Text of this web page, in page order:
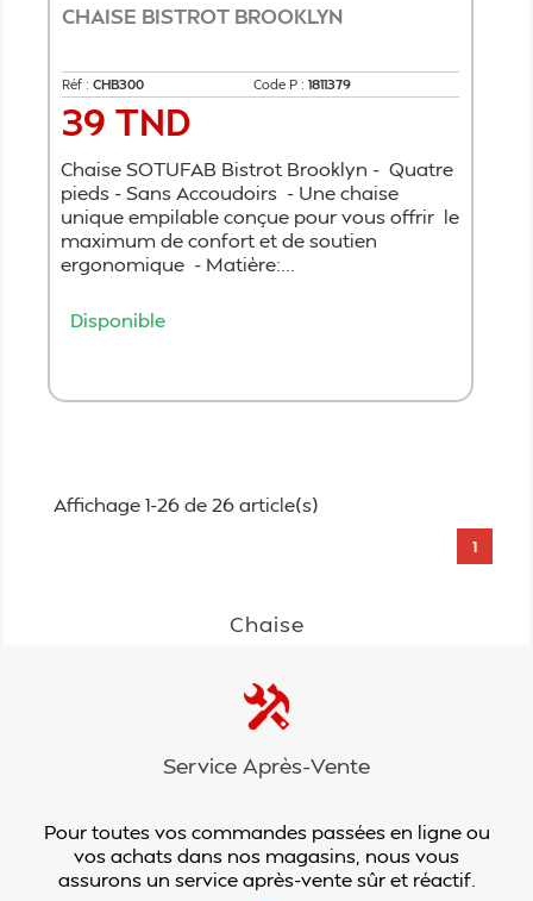
CHAISE BISTROT BROOKLYN
Réf : CHB300 Code P : 1811379
Prix
39 TND
Chaise SOTUFAB Bistrot Brooklyn - Quatre
pieds - Sans Accoudoirs - Une chaise
unique empilable conçue pour vous offrir le
maximum de confort et de soutien
ergonomique - Matière:...
Disponible
Affichage 1-26 de 26 article(s)
1
Chaise
Service Après-Vente
Pour toutes vos commandes passées en ligne ou
vos achats dans nos magasins, nous vous
assurons un service après-vente sûr et réactif.